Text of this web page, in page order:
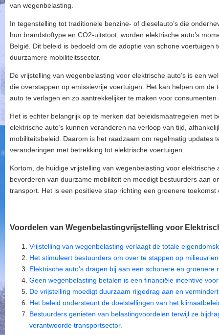
van wegenbelasting.
In tegenstelling tot traditionele benzine- of dieselauto’s die
hun brandstoftype en CO2-uitstoot, worden elektrische auto’s
België. Dit beleid is bedoeld om de adoptie van schone voertuigen
duurzamere mobiliteitssector.
De vrijstelling van wegenbelasting voor elektrische auto’s is een
die overstappen op emissievrije voertuigen. Het kan helpen om
auto te verlagen en zo aantrekkelijker te maken voor
Het is echter belangrijk op te merken dat beleidsmaatregelen met
elektrische auto’s kunnen veranderen na verloop van tijd,
mobiliteitsbeleid. Daarom is het raadzaam om regelmatig updates
veranderingen met betrekking tot elektrische voertuigen.
Kortom, de huidige vrijstelling van wegenbelasting voor elektrische
bevorderen van duurzame mobiliteit en moedigt bestuurders aan
transport. Het is een positieve stap richting een groenere
Voordelen van Wegenbelastingvrijstelling voor
Vrijstelling van wegenbelasting verlaagt de totale
Het stimuleert bestuurders om over te stappen op
Elektrische auto’s dragen bij aan een schonere en groenere
Geen wegenbelasting betalen is een financiële incentive
De vrijstelling moedigt duurzaam rijgedrag aan en
Het beleid ondersteunt de doelstellingen van het
Bestuurders genieten van belastingvoordelen terwijl ze
verantwoorde transportsector.